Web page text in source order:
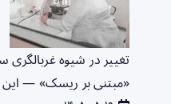
تغییر در شیوه
«مبتنی بر ریسک» — این